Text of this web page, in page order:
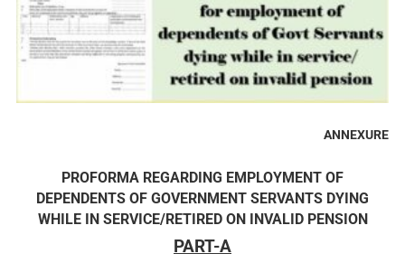
ANNEXURE
PROFORMA REGARDING EMPLOYMENT OF
DEPENDENTS OF GOVERNMENT SERVANTS DYING
WHILE IN SERVICE/RETIRED ON INVALID PENSION
PART-A